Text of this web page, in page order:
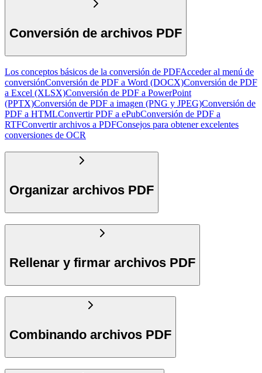
Conversión de archivos PDF
Los conceptos básicos de la conversión de PDFAcceder al menú de
conversiónConversión de PDF a Word (DOCX)Conversión de PDF
a Excel (XLSX)Conversión de PDF a PowerPoint
(PPTX)Conversión de PDF a imagen (PNG y JPEG)Conversión de
PDF a HTMLConvertir PDF a ePubConversión de PDF a
RTFConvertir archivos a PDFConsejos para obtener excelentes
conversiones de OCR
Organizar archivos PDF
Rellenar y firmar archivos PDF
Combinando archivos PDF